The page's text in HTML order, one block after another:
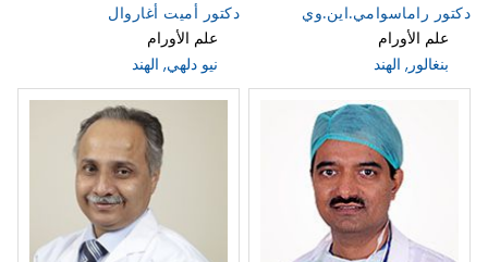
دكتور أميت أغاروال
علم الأورام
نيو دلهي, الهند
دكتور راماسوامي.اين.وي
علم الأورام
بنغالور, الهند